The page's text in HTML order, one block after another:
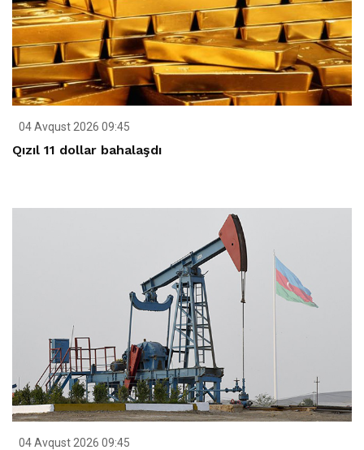
04 Avqust 2026 09:45
Qızıl 11 dollar bahalaşdı
04 Avqust 2026 09:45